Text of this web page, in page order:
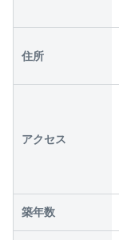
住所
アクセス
築年数